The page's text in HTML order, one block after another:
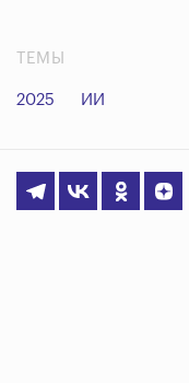
ТЕМЫ
2025 ИИ